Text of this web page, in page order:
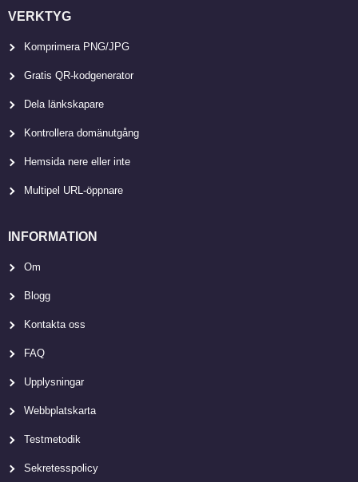
VERKTYG
Komprimera PNG/JPG
Gratis QR-kodgenerator
Dela länkskapare
Kontrollera domänutgång
Hemsida nere eller inte
Multipel URL-öppnare
INFORMATION
Om
Blogg
Kontakta oss
FAQ
Upplysningar
Webbplatskarta
Testmetodik
Sekretesspolicy